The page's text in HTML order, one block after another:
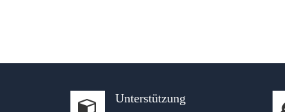
Unterstützung